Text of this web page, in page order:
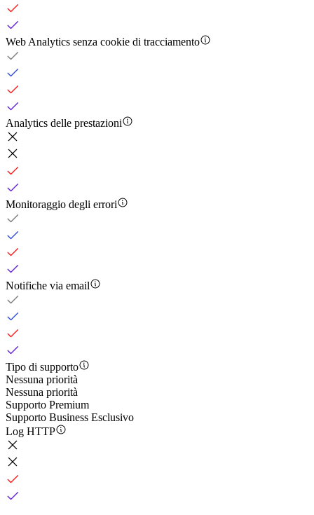
Web Analytics senza cookie di tracciamento
Analytics delle prestazioni
Monitoraggio degli errori
Notifiche via email
Tipo di supporto
Nessuna priorità
Nessuna priorità
Supporto Premium
Supporto Business Esclusivo
Log HTTP